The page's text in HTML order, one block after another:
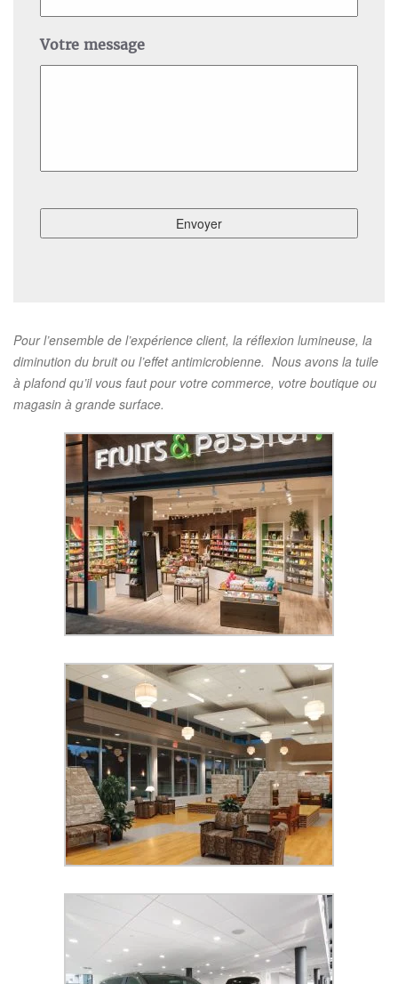
Votre message
Pour l’ensemble de l’expérience client, la réflexion lumineuse, la
diminution du bruit ou l’effet antimicrobienne. Nous avons la tuile
à plafond qu’il vous faut pour votre commerce, votre boutique ou
magasin à grande surface.